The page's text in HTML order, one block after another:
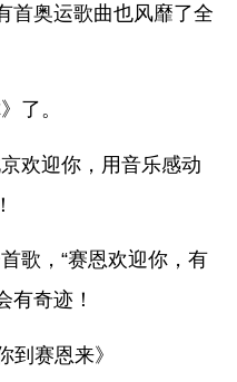
首奥运歌曲也风靡了全
了。
欢迎你，用音乐感动
歌，“赛恩欢迎你，有
有奇迹！
到赛恩来》